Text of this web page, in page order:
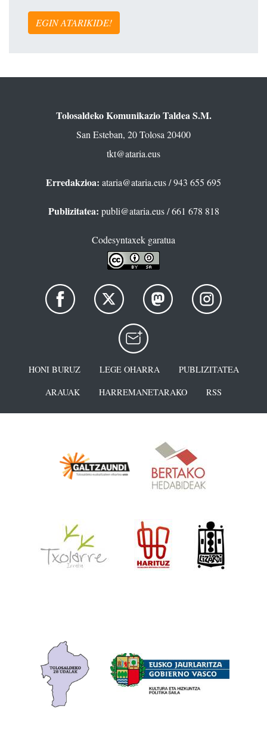
EGIN ATARIKIDE!
Tolosaldeko Komunikazio Taldea S.M.
San Esteban, 20 Tolosa 20400
tkt@ataria.eus
Erredakzioa: ataria@ataria.eus/ 943 655 695
Publizitatea: publi@ataria.eus/ 661 678 818
Codesyntaxek garatua
HONI BURUZ LEGE OHARRA
PUBLIZITATEA
ARAUAK
HARREMANETARAKO RSS